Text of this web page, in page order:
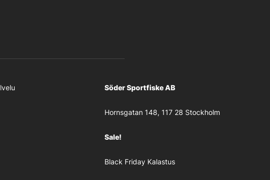
Söder Sportfiske AB
Hornsgatan 148, 117 28 Stockholm
Sale!
Black Friday Kalastus